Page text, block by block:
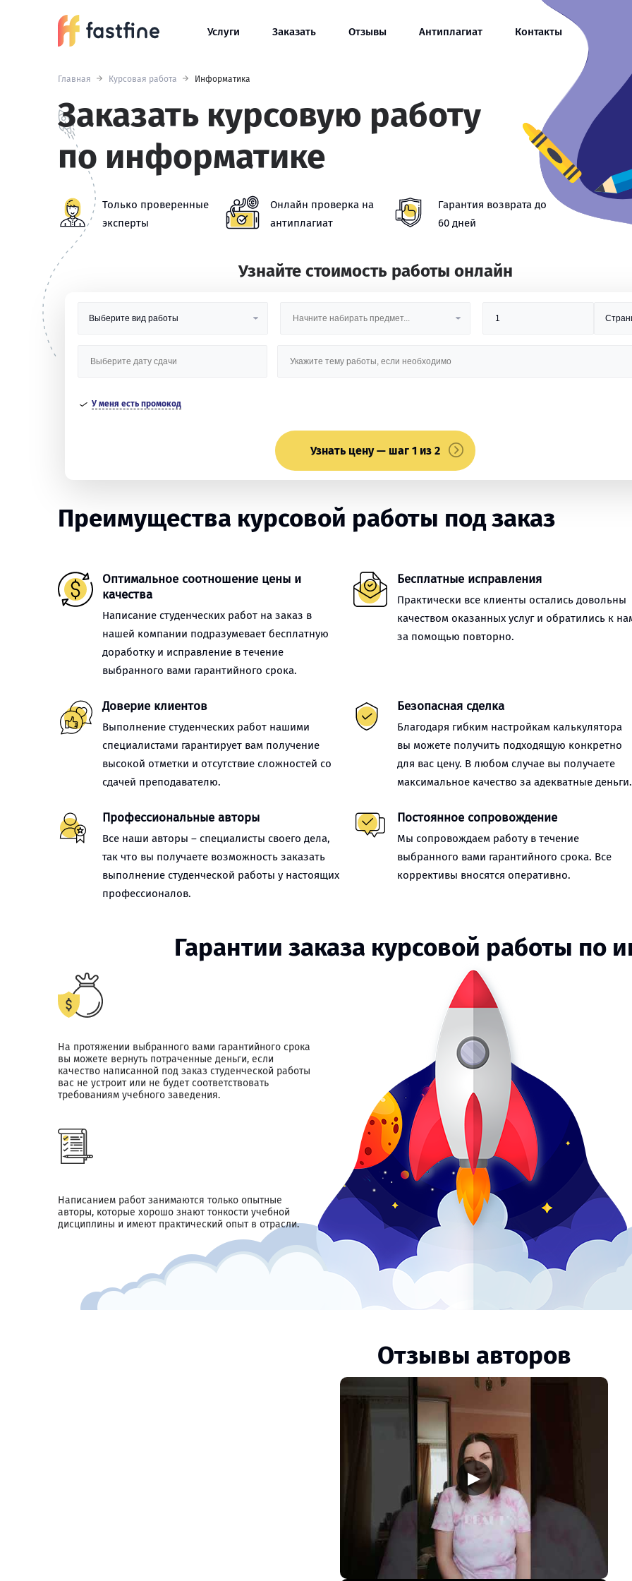
Услуги Заказать Отзывы Антиплагиат Контакты
Главная Курсовая работа Информатика
Заказать курсовую работу
по информатике
Только проверенные
эксперты
Онлайн проверка на
антиплагиат
Гарантия возврата до
60 дней
Узнайте стоимость работы онлайн
У меня есть промокод
Узнать цену — шаг 1 из 2
Преимущества курсовой работы под заказ
Оптимальное соотношение цены и
качества
Написание студенческих работ на заказ в
нашей компании подразумевает бесплатную
доработку и исправление в течение
выбранного вами гарантийного срока.
Бесплатные исправления
Практически все клиенты остались довольны
качеством оказанных услуг и обратились к
за помощью повторно.
Доверие клиентов
Выполнение студенческих работ нашими
специалистами гарантирует вам получение
высокой отметки и отсутствие сложностей со
сдачей преподавателю.
Безопасная сделка
Благодаря гибким настройкам калькулятора
вы можете получить подходящую конкретно
для вас цену. В любом случае вы получаете
максимальное качество за адекватные деньги.
Профессиональные авторы
Все наши авторы – специалисты своего дела,
так что вы получаете возможность заказать
выполнение студенческой работы у настоящих
профессионалов.
Постоянное сопровождение
Мы сопровождаем работу в течение
выбранного вами гарантийного срока. Все
коррективы вносятся оперативно.
Гарантии заказа курсовой работы по
На протяжении выбранного вами гарантийного срока
вы можете вернуть потраченные деньги, если
качество написанной под заказ студенческой работы
вас не устроит или не будет соответствовать
требованиям учебного заведения.
Написанием работ занимаются только опытные
авторы, которые хорошо знают тонкости учебной
дисциплины и имеют практический опыт в отрасли.
Отзывы авторов
▶